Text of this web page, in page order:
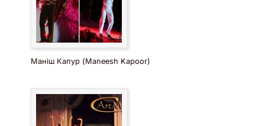
Маніш Капур (Maneesh Kapoor)